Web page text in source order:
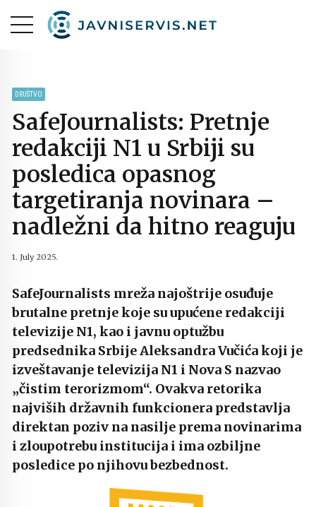
DRUŠTVO
SafeJournalists: Pretnje
redakciji N1 u Srbiji su
posledica opasnog
targetiranja novinara –
nadležni da hitno reaguju
1. July 2025.
SafeJournalists mreža najoštrije osuđuje
brutalne pretnje koje su upućene redakciji
televizije N1, kao i javnu optužbu
predsednika Srbije Aleksandra Vučića koji je
izveštavanje televizija N1 i Nova S nazvao
„čistim terorizmom“. Ovakva retorika
najviših državnih funkcionera predstavlja
direktan poziv na nasilje prema novinarima
i zloupotrebu institucija i ima ozbiljne
posledice po njihovu bezbednost.